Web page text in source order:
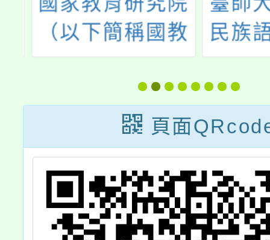
（以下簡稱國教
院）辦理「評量
即學習於跨域課
程的實踐」系列
工作坊
民族
度第1
學習
頁面